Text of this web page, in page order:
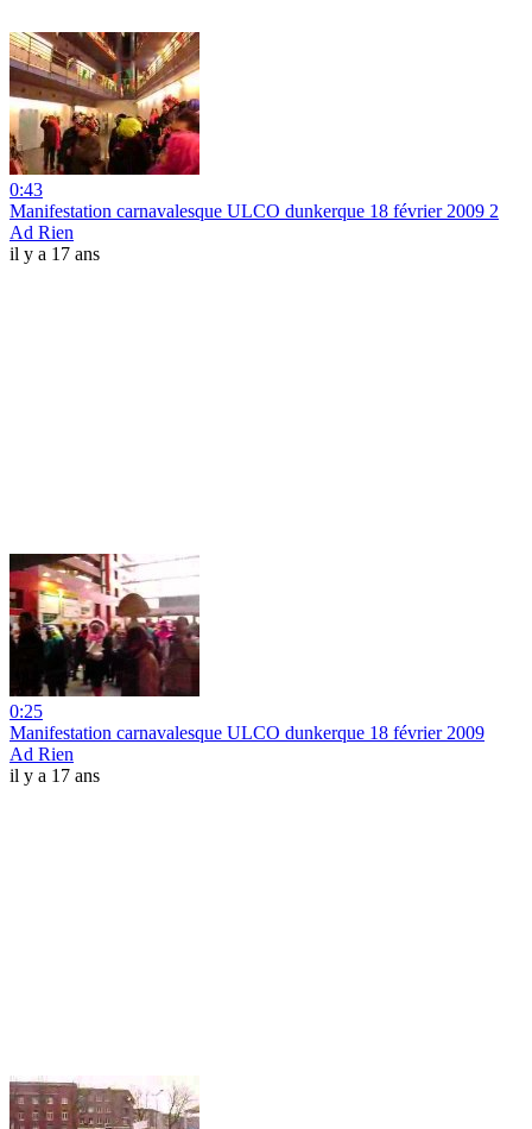
0:43
Manifestation carnavalesque ULCO dunkerque 18 février 2009 2
Ad Rien
il y a 17 ans
0:25
Manifestation carnavalesque ULCO dunkerque 18 février 2009
Ad Rien
il y a 17 ans